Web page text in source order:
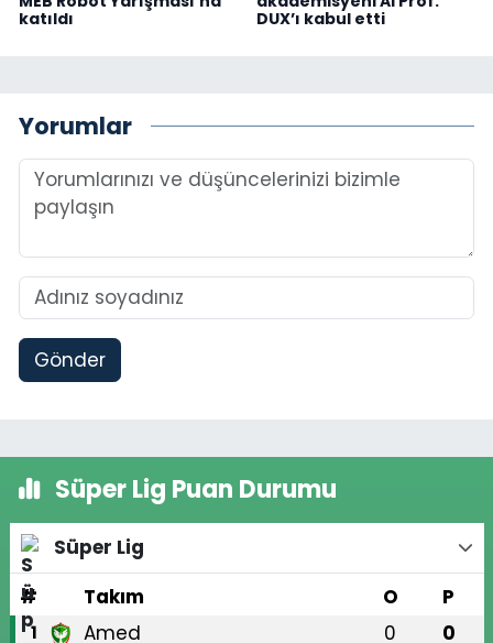
katıldı
DUX’ı kabul etti
Yorumlar
Gönder
Süper Lig Puan Durumu
Süper Lig
#
Takım O P
1 Amed 0 0